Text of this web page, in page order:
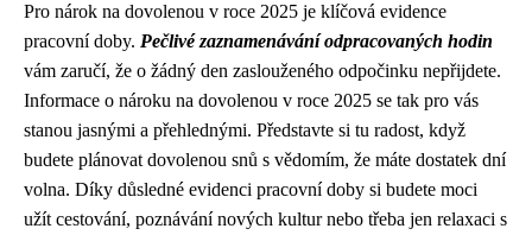
Pro nárok na dovolenou v roce 2025 je klíčová evidence
pracovní doby. Pečlivé zaznamenávání odpracovaných hodin
vám zaručí, že o žádný den zaslouženého odpočinku nepřijdete.
Informace o nároku na dovolenou v roce 2025 se tak pro vás
stanou jasnými a přehlednými. Představte si tu radost, když
budete plánovat dovolenou snů s vědomím, že máte dostatek dní
volna. Díky důsledné evidenci pracovní doby si budete moci
užít cestování, poznávání nových kultur nebo třeba jen relaxaci s